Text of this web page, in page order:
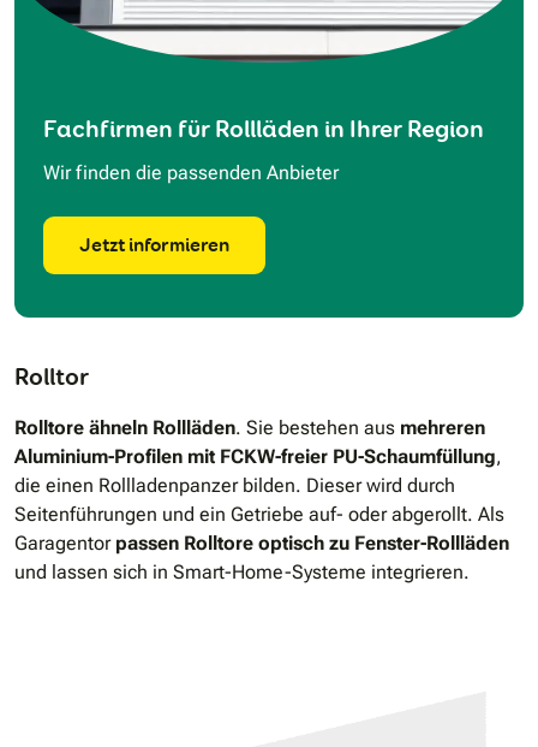
Fachfirmen für Rollläden in Ihrer Region
Wir finden die passenden Anbieter
Jetzt informieren
Rolltor
Rolltore ähneln Rollläden. Sie bestehen aus mehreren
Aluminium-Profilen mit FCKW-freier PU-Schaumfüllung,
die einen Rollladenpanzer bilden. Dieser wird durch
Seitenführungen und ein Getriebe auf- oder abgerollt. Als
Garagentor passen Rolltore optisch zu Fenster-Rollläden
und lassen sich in Smart-Home-Systeme integrieren.